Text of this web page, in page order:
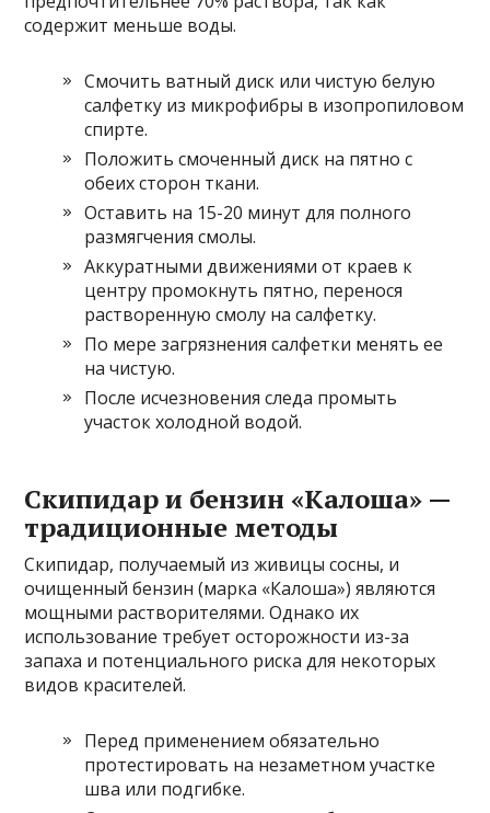
содержит меньше воды.
Смочить ватный диск или чистую белую
салфетку из микрофибры в изопропиловом
спирте.
Положить смоченный диск на пятно с
обеих сторон ткани.
Оставить на 15-20 минут для полного
размягчения смолы.
Аккуратными движениями от краев к
центру промокнуть пятно, перенося
растворенную смолу на салфетку.
По мере загрязнения салфетки менять ее
на чистую.
После исчезновения следа промыть
участок холодной водой.
Скипидар и бензин «Калоша» —
традиционные методы
Скипидар, получаемый из живицы сосны, и
очищенный бензин (марка «Калоша») являются
мощными растворителями. Однако их
использование требует осторожности из-за
запаха и потенциального риска для некоторых
видов красителей.
Перед применением обязательно
протестировать на незаметном участке
шва или подгибке.